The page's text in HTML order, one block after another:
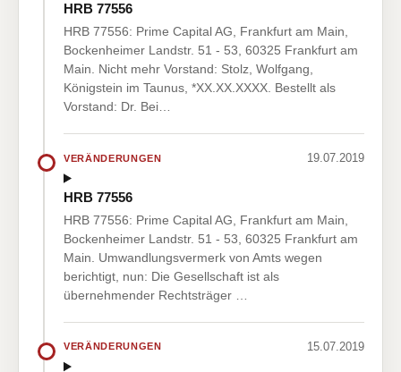
HRB 77556
HRB 77556: Prime Capital AG, Frankfurt am Main,
Bockenheimer Landstr. 51 - 53, 60325 Frankfurt am
Main. Nicht mehr Vorstand: Stolz, Wolfgang,
Königstein im Taunus, *XX.XX.XXXX. Bestellt als
Vorstand: Dr. Bei…
VERÄNDERUNGEN 19.07.2019
HRB 77556
HRB 77556: Prime Capital AG, Frankfurt am Main,
Bockenheimer Landstr. 51 - 53, 60325 Frankfurt am
Main. Umwandlungsvermerk von Amts wegen
berichtigt, nun: Die Gesellschaft ist als
übernehmender Rechtsträger …
VERÄNDERUNGEN 15.07.2019